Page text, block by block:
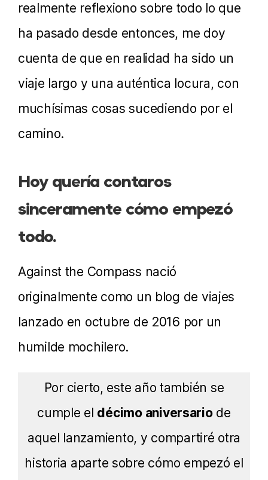
realmente reflexiono sobre todo lo que
ha pasado desde entonces, me doy
cuenta de que en realidad ha sido un
viaje largo y una auténtica locura, con
muchísimas cosas sucediendo por el
camino.
Hoy quería contaros
sinceramente cómo empezó
todo.
Against the Compass nació
originalmente como un blog de viajes
lanzado en octubre de 2016 por un
humilde mochilero.
Por cierto, este año también se
cumple el décimo aniversariode
aquel lanzamiento, y compartiré otra
historia aparte sobre cómo empezó el